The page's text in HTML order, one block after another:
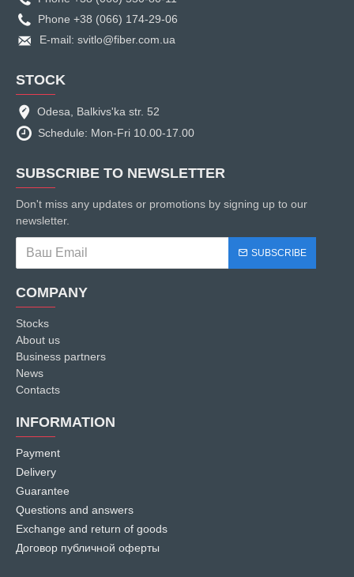
Phone +38 (066) 174-29-06
E-mail: svitlo@fiber.com.ua
STOCK
Odesa, Balkivs'ka str. 52
Schedule: Mon-Fri 10.00-17.00
SUBSCRIBE TO NEWSLETTER
Don't miss any updates or promotions by signing up to our
newsletter.
SUBSCRIBE
COMPANY
Stocks
About us
Business partners
News
Contacts
INFORMATION
Payment
Delivery
Guarantee
Questions and answers
Exchange and return of goods
Договор публичной оферты